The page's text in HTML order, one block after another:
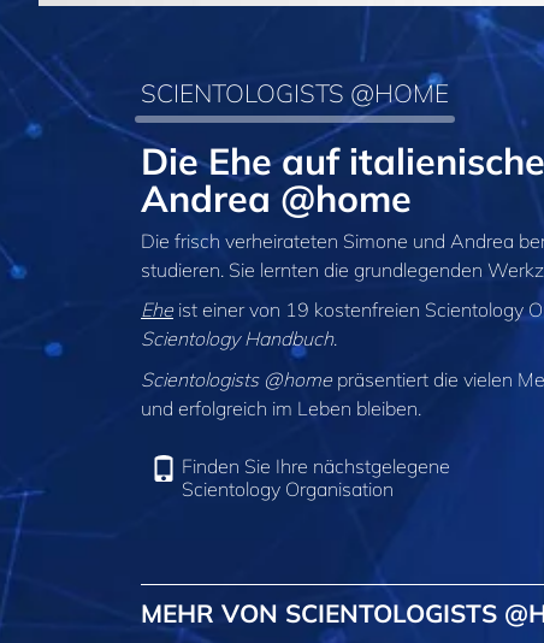
SCIENTOLOGISTS @HOME
Die Ehe auf
Andrea @home
Die frisch verheirateten Simone und Andrea
studieren. Sie lernten die grundlegenden
Eheist einer von 19 kostenfreien Scientology
Scientology Handbuch.
Scientologists @homepräsentiert die vielen
und erfolgreich im Leben bleiben.
Finden Sie Ihre nächstgelegene
Scientology Organisation
MEHR VON SCIENTOLOGISTS